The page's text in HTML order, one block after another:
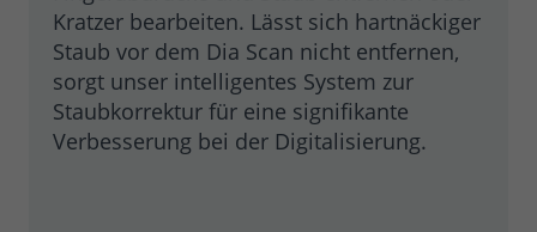
Kratzer bearbeiten. Lässt sich hartnäckiger
Staub vor dem Dia Scan nicht entfernen,
sorgt unser intelligentes System zur
Staubkorrektur für eine signifikante
Verbesserung bei der Digitalisierung.